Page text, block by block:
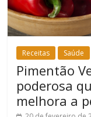
Receitas Saúde
Pimentão
poderosa
melhora a